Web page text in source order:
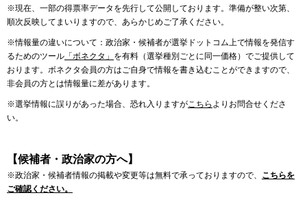
※現在、一部の得票率データを先行して公開しております。準備が整い次第、
順次反映してまいりますので、あらかじめご了承ください。
※情報量の違いについて：政治家・候補者が選挙ドットコム上で情報を発信す
るためのツール 「ボネクタ」 を有料（選挙種別ごとに同一価格）でご提供して
おります。ボネクタ会員の方はご自身で情報を書き込むことができますので、
非会員の方とは情報量に差があります。
※選挙情報に誤りがあった場合、恐れ入りますがこちら よりお問合せくださ
い。
【候補者・政治家の方へ】
※政治家・候補者情報の掲載や変更等は無料で承っておりますので、 こちらを
ご確認ください。